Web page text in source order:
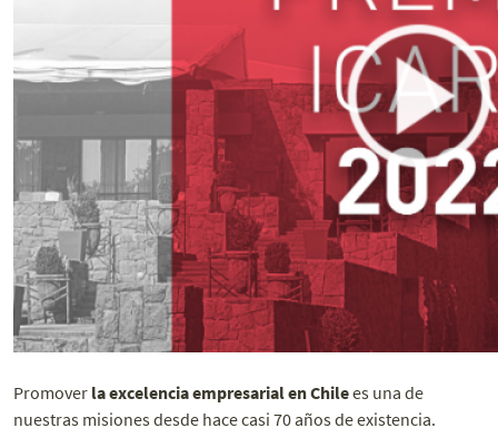
Promover la excelencia empresarial en Chilees una de
nuestras misiones desde hace casi 70 años de existencia.